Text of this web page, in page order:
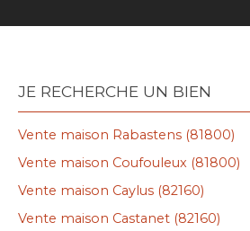
JE RECHERCHE UN BIEN
Vente maison Rabastens (81800)
Vente maison Coufouleux (81800)
Vente maison Caylus (82160)
Vente maison Castanet (82160)